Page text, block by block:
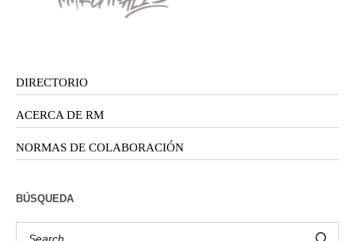
DIRECTORIO
ACERCA DE RM
NORMAS DE COLABORACIÓN
BÚSQUEDA